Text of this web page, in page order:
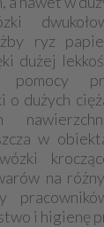
ryz
dużej
o dużych
w
na
i higienę